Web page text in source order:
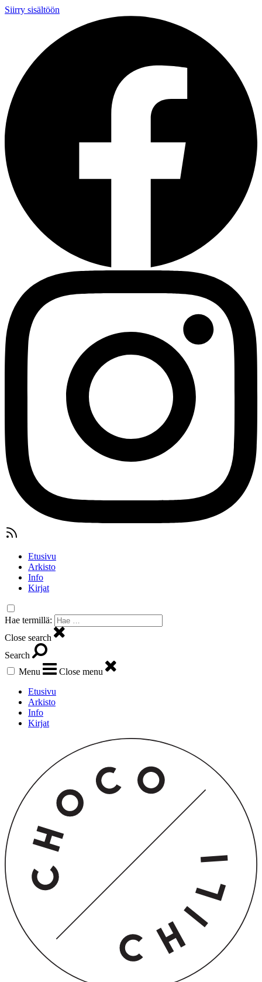
Siirry sisältöön
Etusivu
Arkisto
Info
Kirjat
Hae termillä:
Close search
Search
Menu
Close menu
Etusivu
Arkisto
Info
Kirjat